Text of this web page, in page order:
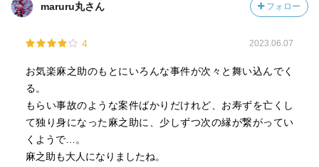
maruru丸さん フォロー
4 2023.06.07
お気楽麻之助のもとにいろんな事件が次々と舞い込んでく
る。
もらい事故のような案件ばかりだけれど、お寿ずを亡くし
て独り身になった麻之助に、少しずつ次の縁が繋がってい
くようで…。
麻之助も大人になりましたね。